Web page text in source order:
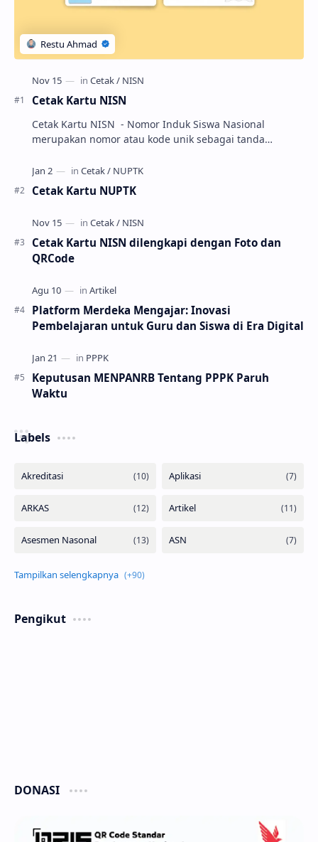
Cetak Kartu NISN
Cetak Kartu NISN - Nomor Induk Siswa Nasional
merupakan nomor atau kode unik sebagai tanda
Cetak Kartu NUPTK
Cetak Kartu NISN dilengkapi dengan Foto dan
QRCode
Platform Merdeka Mengajar: Inovasi
Pembelajaran untuk Guru dan Siswa di Era Digital
Keputusan MENPANRB Tentang PPPK Paruh
Waktu
Labels
Pengikut
DONASI